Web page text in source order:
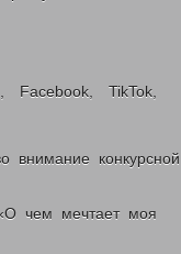
Facebook, TikTok,
внимание конкурсной
чем мечтает моя